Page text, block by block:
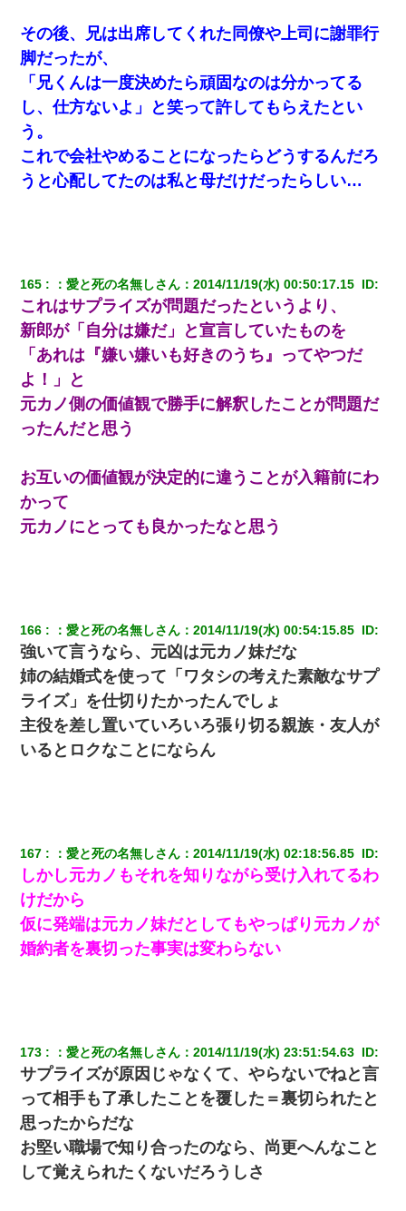
｢昨日はお兄ちゃんと一緒にお風呂に入っちゃった～｣とか毎日兄
の話をしていたA子が事故で亡くなった。→Ａ子のお母さんの話に
驚愕…
私「まとめ買いして冷凍ストックしてる」Ａ「ずるい！クレク
レ！」私「なんでよ」Ａ「ケーチ！バーカ！」→ 後日、Ａ旦那が
凸してきた
「リフォーム費用を負担しろ！」「金の管理は私達がする！」と
浅ましくも集りにきた。
友人「酒の勢いで女先輩をホテルに連れ込んだｗｗｗｗｗ」俺
「…」
近所のお寺に住み込みで手伝いしてる知的障害のオッサンがい
た。ある日、オッサンが火かき棒を持って顔を真っ赤にしながら
走り回っていて…
同じマンションに住んでる女性が鍵をわかりやすいところに隠し
ている事に気づいた俺「忍びこんでみよう！」→ 結果
私は家が貧しくて、手に職をつけようと看護師になった。だけど
（もう手遅れだったんだな…）
嫁に不倫されたから嫁と不倫相手に1000万の慰謝料請求した
【考察】兄嫁急死の1年後、兄が引越すというので手伝いに行った
ら下着が入った引き出しの奥にとんでもないモノを見つけた
子供の頃、母の弟にイタズラされてて中学に入ってから関係を持
ってしまった。拒絶したら「全部バラしてやる」と脅迫されたの
で両親に全部話した。
妻「ずっと好きだった人と一緒になりたいから、わかれてくださ
い」→離婚後、娘と実家で生活してると…
ＤＮＡ検査『血縁関係０％』旦那「やっぱり托卵だったんだ…」
嫁「本当に身に覚えがない」「なにかの間違いだ！取り違え
だ！」→ 嫁「あっ」
【GJ!】会社から帰宅中、広い駐車場にエンジンかけっ放しの車を
発見。しかも「ヒィ～」みたいな声も聞こえてきたので気になっ
て近寄ったら女の子がおっさんの下敷きになってた
その後、兄は出席してくれた同僚や上司に謝罪行
脚だったが、
「兄くんは一度決めたら頑固なのは分かってる
し、仕方ないよ」と笑って許してもらえたとい
う。
これで会社やめることになったらどうするんだろ
うと心配してたのは私と母だけだったらしい…
165 ：愛と死の名無しさん ：2014/11/19(水) 00:50:17.15 ID:
これはサプライズが問題だったというより、
新郎が「自分は嫌だ」と宣言していたものを
「あれは『嫌い嫌いも好きのうち』ってやつだ
よ！」と
元カノ側の価値観で勝手に解釈したことが問題だ
ったんだと思う
お互いの価値観が決定的に違うことが入籍前にわ
かって
元カノにとっても良かったなと思う
166 ：愛と死の名無しさん ：2014/11/19(水) 00:54:15.85 ID:
強いて言うなら、元凶は元カノ妹だな
姉の結婚式を使って「ワタシの考えた素敵なサプ
ライズ」を仕切りたかったんでしょ
主役を差し置いていろいろ張り切る親族・友人が
いるとロクなことにならん
167 ：愛と死の名無しさん ：2014/11/19(水) 02:18:56.85 ID:
しかし元カノもそれを知りながら受け入れてるわ
けだから
仮に発端は元カノ妹だとしてもやっぱり元カノが
婚約者を裏切った事実は変わらない
173 ：愛と死の名無しさん ：2014/11/19(水) 23:51:54.63 ID:
サプライズが原因じゃなくて、やらないでねと言
って相手も了承したことを覆した＝裏切られたと
思ったからだな
お堅い職場で知り合ったのなら、尚更へんなこと
して覚えられたくないだろうしさ